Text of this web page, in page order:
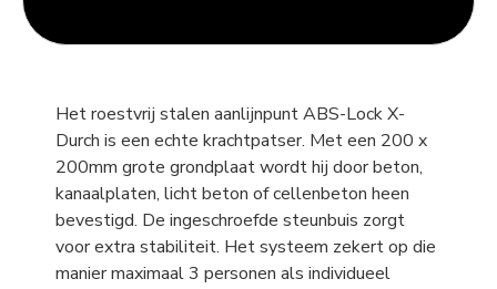
Het roestvrij stalen aanlijnpunt ABS-Lock X-
Durch is een echte krachtpatser. Met een 200 x
200mm grote grondplaat wordt hij door beton,
kanaalplaten, licht beton of cellenbeton heen
bevestigd. De ingeschroefde steunbuis zorgt
voor extra stabiliteit. Het systeem zekert op die
manier maximaal 3 personen als individueel